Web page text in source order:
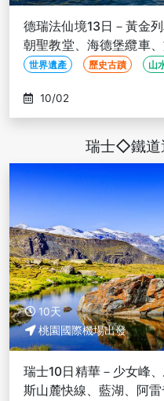
德瑞法仙境13日－黃金
朝聖教堂、海德堡纜車
船世界遺產 歷史古蹟 山
10/02
瑞士◇鐵
10天
桃園國際機場出發
瑞士10日精華－少女峰
斯山麓快線、藍湖、阿